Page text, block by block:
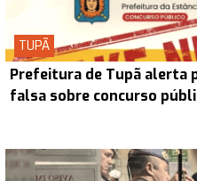
TUPÃ
Prefeitura de Tupã alerta
falsa sobre concurso